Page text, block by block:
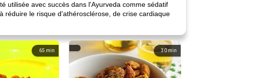
utilisée avec succès dans l'Ayurveda comme sédatif
réduire le risque d'athérosclérose, de crise cardiaque
65 min 30min